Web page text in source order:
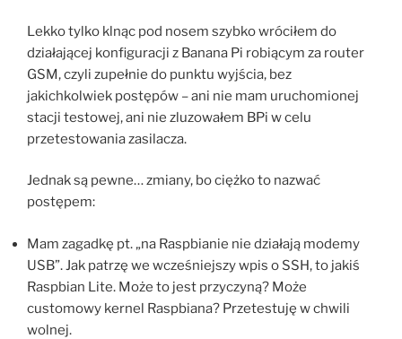
Lekko tylko klnąc pod nosem szybko wróciłem do
działającej konfiguracji z Banana Pi robiącym za router
GSM, czyli zupełnie do punktu wyjścia, bez
jakichkolwiek postępów – ani nie mam uruchomionej
stacji testowej, ani nie zluzowałem BPi w celu
przetestowania zasilacza.
Jednak są pewne… zmiany, bo ciężko to nazwać
postępem:
Mam zagadkę pt. „na Raspbianie nie działają modemy
USB”. Jak patrzę we wcześniejszy wpis o SSH, to jakiś
Raspbian Lite. Może to jest przyczyną? Może
customowy kernel Raspbiana? Przetestuję w chwili
wolnej.